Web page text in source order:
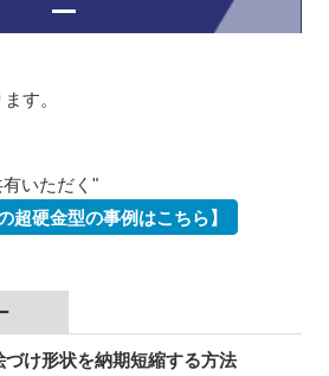
す。
いただく"
超硬金型の事例はこちら】
づけ形状を納期短縮する方法